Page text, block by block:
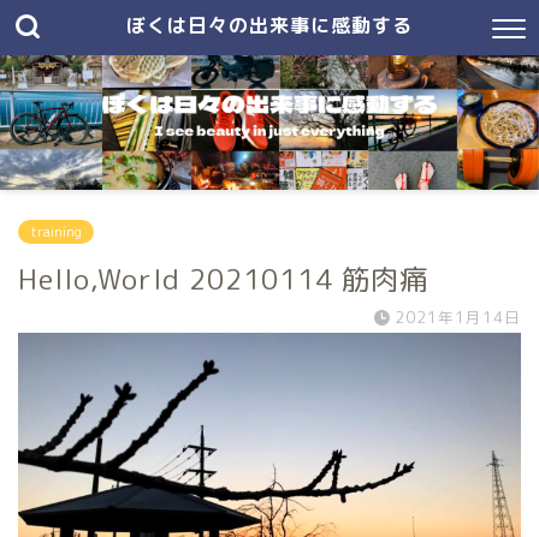
ぼくは日々の出来事に感動する
training
Hello,World 20210114 筋肉痛
2021年1月14日